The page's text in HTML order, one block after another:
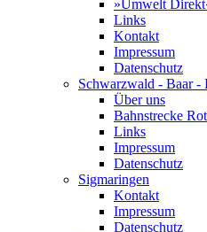
»Umwelt
Links
Kontakt
Impressum
Datenschutz
Schwarzwald - Baar -
Über uns
Bahnstrecke
Links
Impressum
Datenschutz
Sigmaringen
Kontakt
Impressum
Datenschutz